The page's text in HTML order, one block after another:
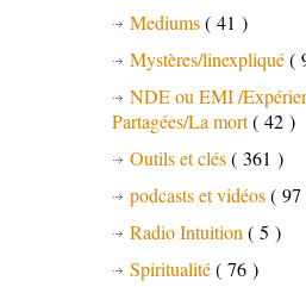
Mediums( 41 )
Mystères/linexpliqué(
NDE ou EMI /
Partagées/La mort( 42 )
Outils et clés( 361 )
podcasts et vidéos(
Radio Intuition( 5 )
Spiritualité( 76 )